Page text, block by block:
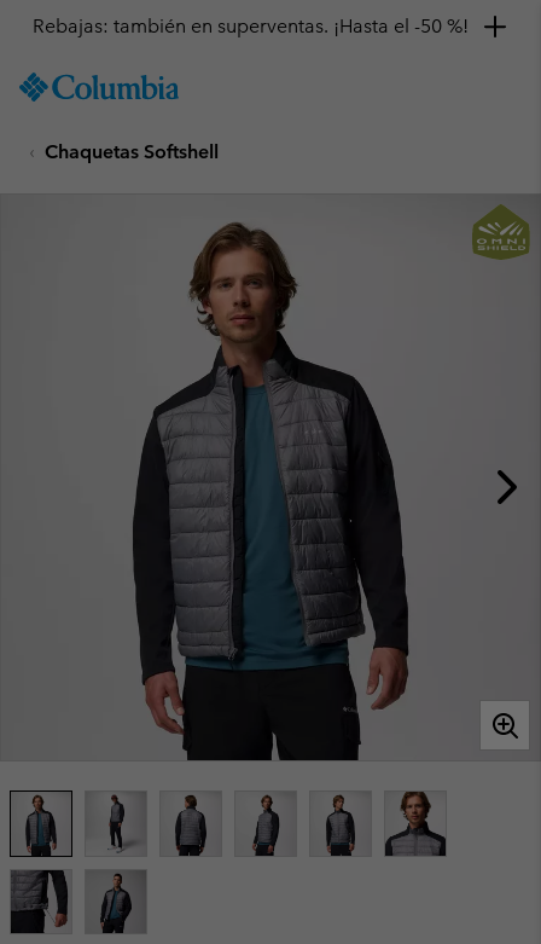
TO
SKIP
Rebajas: también en superventas. ¡Hasta el -50 %!
Chaquetas Softshell